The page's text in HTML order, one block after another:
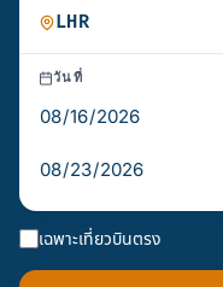
วันที่
เฉพาะเที่ยวบินตรง